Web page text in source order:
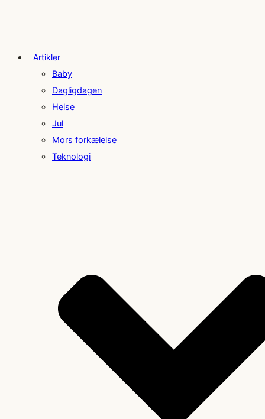
Artikler
Baby
Dagligdagen
Helse
Jul
Mors forkælelse
Teknologi